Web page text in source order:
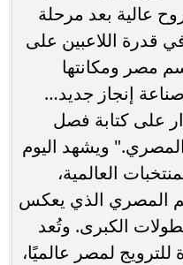
عالية بعد مرحلة
قدرة اللاعبين على
مصر ومكانتها
إنجاز جديد…
على كتابة فصل
ويشهد اليوم
العالمية،
المصري الذي يعكس
الكبرى. وتُعد
لمصر عالميًا،